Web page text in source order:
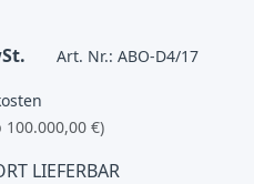
Art. Nr.: ABO-D4/17
€)
LIEFERBAR